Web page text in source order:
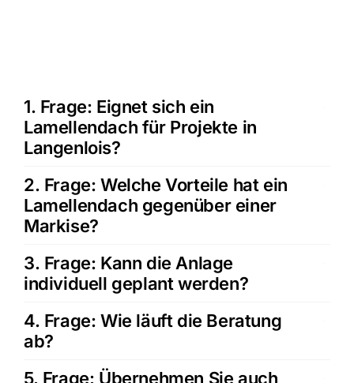
1. Frage: Eignet sich ein
Lamellendach für Projekte in
Langenlois?
2. Frage: Welche Vorteile hat ein
Lamellendach gegenüber einer
Markise?
3. Frage: Kann die Anlage
individuell geplant werden?
4. Frage: Wie läuft die Beratung
ab?
5. Frage: Übernehmen Sie auch